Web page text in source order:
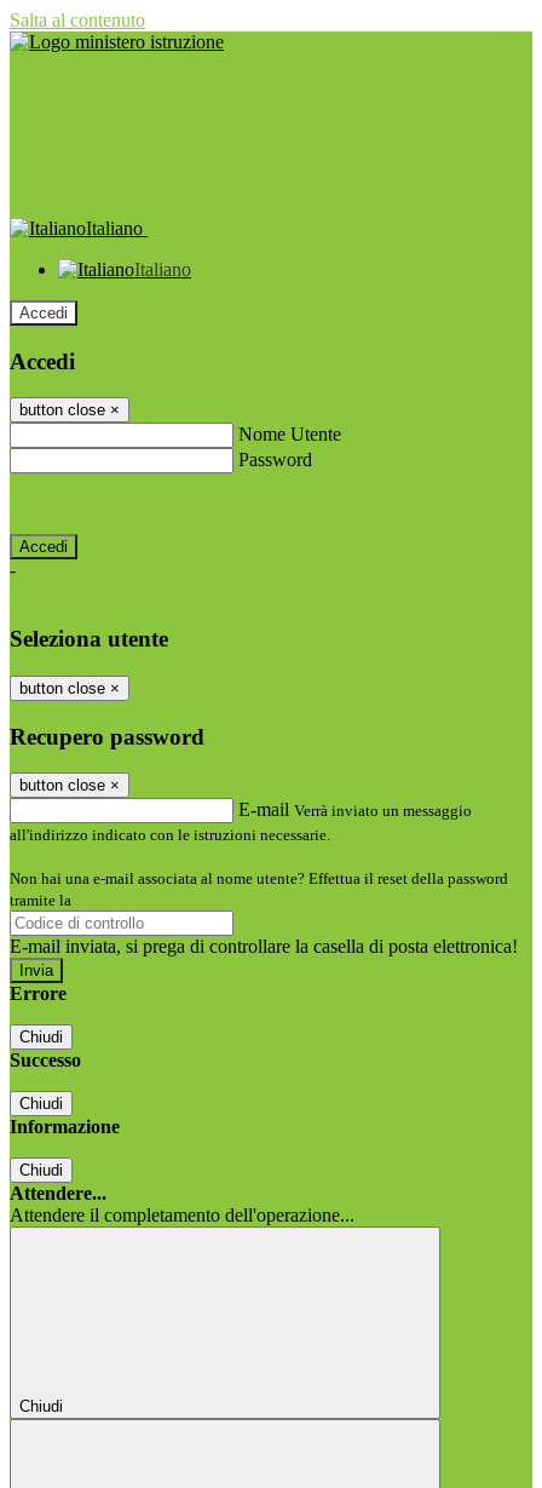
Salta al contenuto
Italiano
Italiano
Accedi
Accedi
button close ×
Nome Utente
Password
-
Seleziona utente
button close ×
Recupero password
button close ×
E-mail Verrà inviato un messaggio
all'indirizzo indicato con le istruzioni necessarie.
Non hai una e-mail associata al nome utente? Effettua il reset della password
tramite la
E-mail inviata, si prega di controllare la casella di posta elettronica!
Errore
Chiudi
Successo
Chiudi
Informazione
Chiudi
Attendere...
Attendere il completamento dell'operazione...
Chiudi